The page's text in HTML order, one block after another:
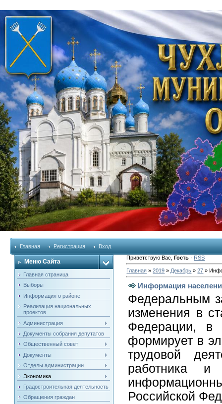
Главная Регистрация Вход
Меню Сайта
Главная страница
Выборы
Информация о районе
Реализация национальных
проектов
Администрация
Документы собрания депутатов
Общественный совет
Документы
Отделы администрации
Экономика
Градостроительная деятельность
Обращения граждан
Приветствую Вас ,Гость · RSS
Главная »2019 » Декабрь » 27 »
Информация
Федеральным
изменения в
Федерации, в
формирует в
трудовой
работника
Российской